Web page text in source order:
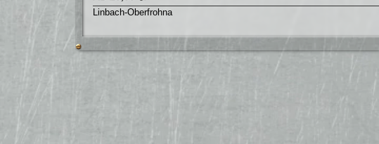
Linbach-Oberfrohna